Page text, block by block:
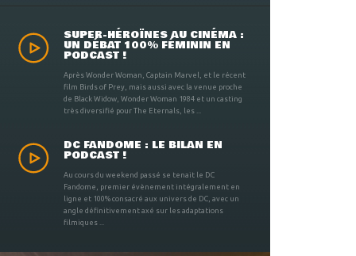
SUPER-HÉROÏNES AU CINÉMA :
UN DÉBAT 100% FÉMININ EN
PODCAST !
Après Wonder Woman, Captain Marvel, et le récent
film Birds of Prey, mais aussi avec la venue proche
de Black Widow, Wonder Woman 1984 et un casting
très diversifié pour The Eternals, les ...
DC FANDOME : LE BILAN EN
PODCAST !
Au cours du weekend passé se tenait le DC
Fandome, premier évènement intégralement en
ligne et 100% consacré aux univers de DC, avec un
angle définitivement axé sur les adaptations
filmiques ...